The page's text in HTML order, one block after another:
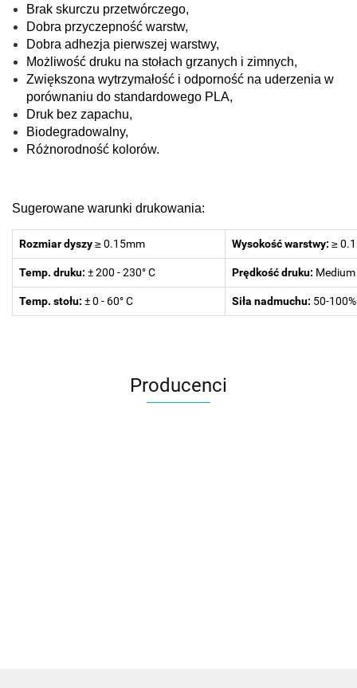
Brak skurczu przetwórczego,
Dobra przyczepność warstw,
Dobra adhezja pierwszej warstwy,
Możliwość druku na stołach grzanych i zimnych,
Zwiększona wytrzymałość i odporność na uderzenia w
porównaniu do standardowego PLA,
Druk bez zapachu,
Biodegradowalny,
Różnorodność kolorów.
Sugerowane warunki drukowania:
Rozmiar dyszy≥ 0.15mm Wysokość warstwy: ≥
Temp. druku: ± 200 - 230° C Prędkość druku: Medium
Temp. stołu: ± 0 - 60° C Siła nadmuchu: 50-100%
Producenci